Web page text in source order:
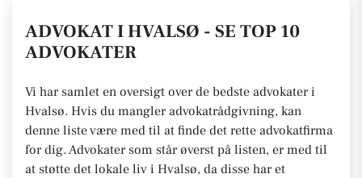
ADVOKAT I HVALSØ - SE TOP 10
ADVOKATER
Vi har samlet en oversigt over de bedste advokater i
Hvalsø. Hvis du mangler advokatrådgivning, kan
denne liste være med til at finde det rette advokatfirma
for dig. Advokater som står øverst på listen, er med til
at støtte det lokale liv i Hvalsø, da disse har et